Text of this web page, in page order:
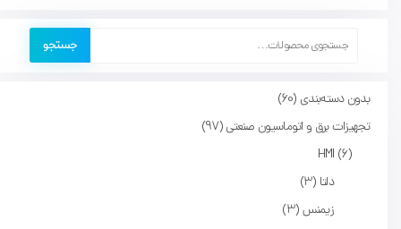
جستجو
بدون دسته‌بندی 60
تجهیزات برق و اتوماسیون صنعتی 97
HMI 6
دلتا 3
زیمنس 3